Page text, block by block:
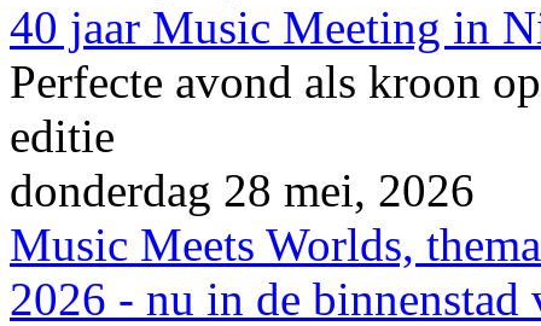
40 jaar Music Meeting in
Perfecte avond als kroon
editie
donderdag 28 mei, 2026
Music Meets Worlds,
2026 - nu in de binnenstad